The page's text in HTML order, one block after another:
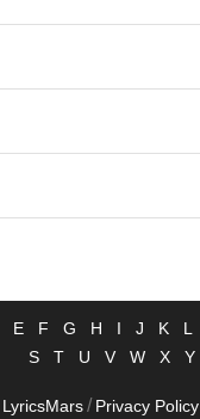
E F G H I J K L
S
T U V W X Y
LyricsMars / Privacy Policy